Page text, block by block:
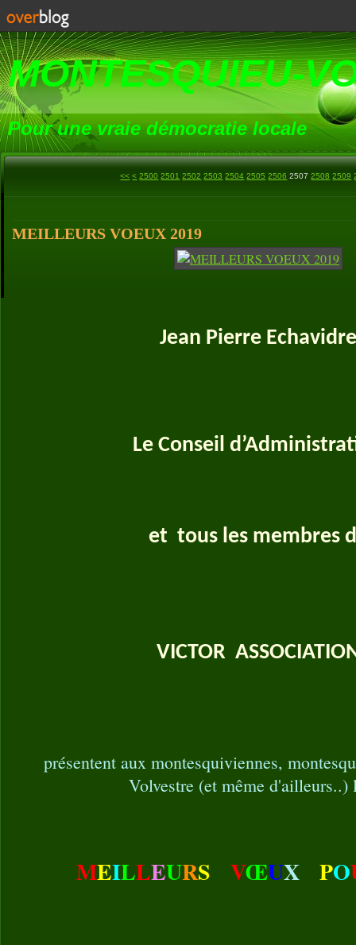
MONTESQUIEU-
Pour une vraie démocratie locale
<< < 2500 2501 2502 2503 2504 2505 2506 2507 2508 2509
MEILLEURS VOEUX 2019
Jean Pierre Echavidre
Le Conseil
et tous les membres
VICTOR
présentent aux montesquiviennes,
Volvestre (et même d'ailleurs..)
MEILLEURS VŒUX PO